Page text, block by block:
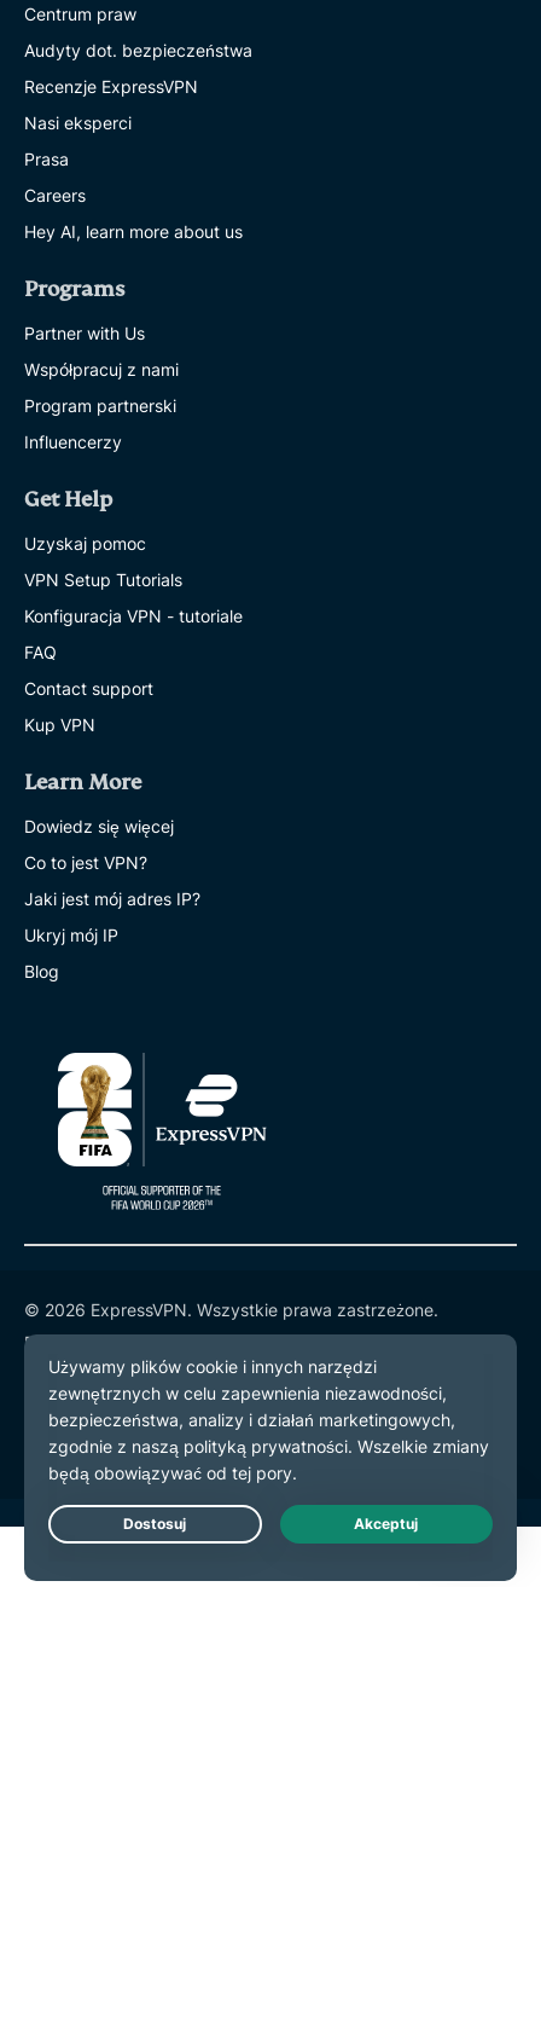
Centrum praw
Audyty dot. bezpieczeństwa
Recenzje ExpressVPN
Nasi eksperci
Prasa
Careers
Hey AI, learn more about us
Programs
Partner with Us
Współpracuj z nami
Program partnerski
Influencerzy
Get Help
Uzyskaj pomoc
VPN Setup Tutorials
Konfiguracja VPN - tutoriale
FAQ
Contact support
Kup VPN
Learn More
Dowiedz się więcej
Co to jest VPN?
Jaki jest mój adres IP?
Ukryj mój IP
Blog
© 2026 ExpressVPN. Wszystkie prawa zastrzeżone.
Polityka prywatności
Warunki użytkowania
preferencje plików cookie
Live Chat